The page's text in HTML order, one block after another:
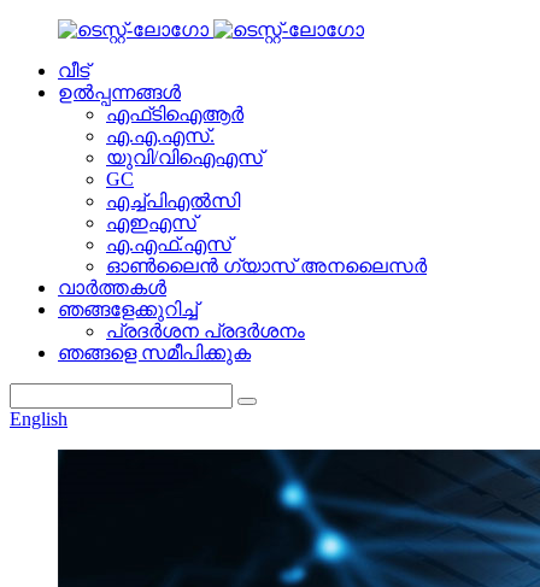
വീട്
ഉൽപ്പന്നങ്ങൾ
എഫ്‌ടി‌ഐ‌ആർ
എ.എ.എസ്.
യുവി/വിഐഎസ്
GC
എച്ച്പിഎൽസി
എഇഎസ്
എ.എഫ്.എസ്
ഓൺലൈൻ ഗ്യാസ് അനലൈസർ
വാർത്തകൾ
ഞങ്ങളേക്കുറിച്ച്
പ്രദർശന പ്രദർശനം
ഞങ്ങളെ സമീപിക്കുക
English